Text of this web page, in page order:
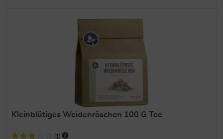
Kleinblütiges Weidenröschen 100 G Tee
(1)